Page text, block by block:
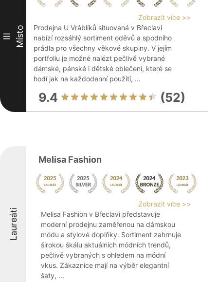
III Místo
Zobrazit více >>
Prodejna U Vráblíků situovaná v Břeclavi
nabízí rozsáhlý sortiment oděvů a spodního
prádla pro všechny věkové skupiny. V jejím
portfoliu je možné nalézt pečlivě vybrané
dámské, pánské i dětské oblečení, které se
hodí jak na každodenní použití, ...
9.4 (52)
Laureáti
Melisa Fashion
Zobrazit více >>
Melisa Fashion v Břeclavi představuje
moderní prodejnu zaměřenou na dámskou
módu a stylové doplňky. Sortiment zahrnuje
širokou škálu aktuálních módních trendů,
pečlivě vybraných s ohledem na módní
vkus. Zákaznice mají na výběr elegantní
šaty, ...